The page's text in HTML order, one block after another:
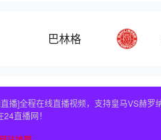
巴林格
播]全程在线直播视频，支持皇马VS赫
直播网！